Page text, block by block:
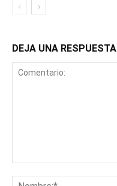
DEJA UNA RESPUESTA